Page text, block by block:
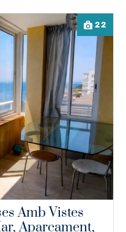
22
Amb Vistes
Aparcament,